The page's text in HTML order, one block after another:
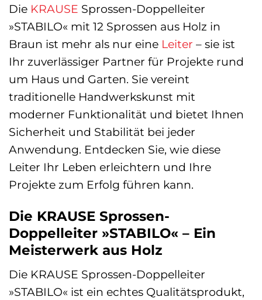
Die KRAUSE Sprossen-Doppelleiter
»STABILO« mit 12 Sprossen aus Holz in
Braun ist mehr als nur eine Leiter – sie ist
Ihr zuverlässiger Partner für Projekte rund
um Haus und Garten. Sie vereint
traditionelle Handwerkskunst mit
moderner Funktionalität und bietet Ihnen
Sicherheit und Stabilität bei jeder
Anwendung. Entdecken Sie, wie diese
Leiter Ihr Leben erleichtern und Ihre
Projekte zum Erfolg führen kann.
Die KRAUSE Sprossen-
Doppelleiter »STABILO« – Ein
Meisterwerk aus Holz
Die KRAUSE Sprossen-Doppelleiter
»STABILO« ist ein echtes Qualitätsprodukt,